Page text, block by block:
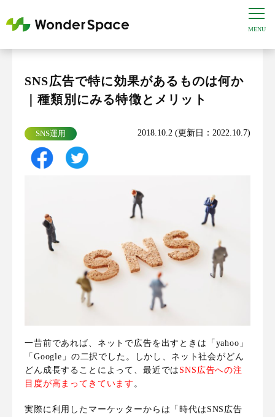
SNS広告で特に効果があるものは何か
｜種類別にみる特徴とメリット
SNS運用 2018.10.2 (更新日：2022.10.7)
一昔前であれば、ネットで広告を出すときは「yahoo」
「Google」の二択でした。しかし、ネット社会がどん
どん成長することによって、最近では SNS広告への注
目度が高まってきています 。
実際に利用したマーケッターからは「時代はSNS広告